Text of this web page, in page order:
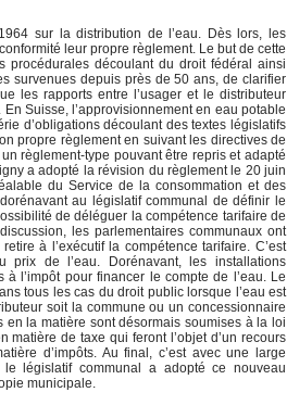
sur la distribution de l’eau. Dès lors, les
leur propre règlement. Le but de cette
procédurales découlant du droit fédéral ainsi
survenues depuis près de 50 ans, de clarifier
les rapports entre l’usager et le distributeur
Suisse, l’approvisionnement en eau potable
d’obligations découlant des textes législatifs
propre règlement en suivant les directives de
règlement-type pouvant être repris et adapté
a adopté la révision du règlement le 20 juin
du Service de la consommation et des
au législatif communal de définir le
de déléguer la compétence tarifaire de
les parlementaires communaux ont
à l’exécutif la compétence tarifaire. C’est
de l’eau. Dorénavant, les installations
l’impôt pour financer le compte de l’eau. Le
tous les cas du droit public lorsque l’eau est
soit la commune ou un concessionnaire
en la matière sont désormais soumises à la loi
de taxe qui feront l’objet d’un recours
d’impôts. Au final, c’est avec une large
législatif communal a adopté ce nouveau
municipale.